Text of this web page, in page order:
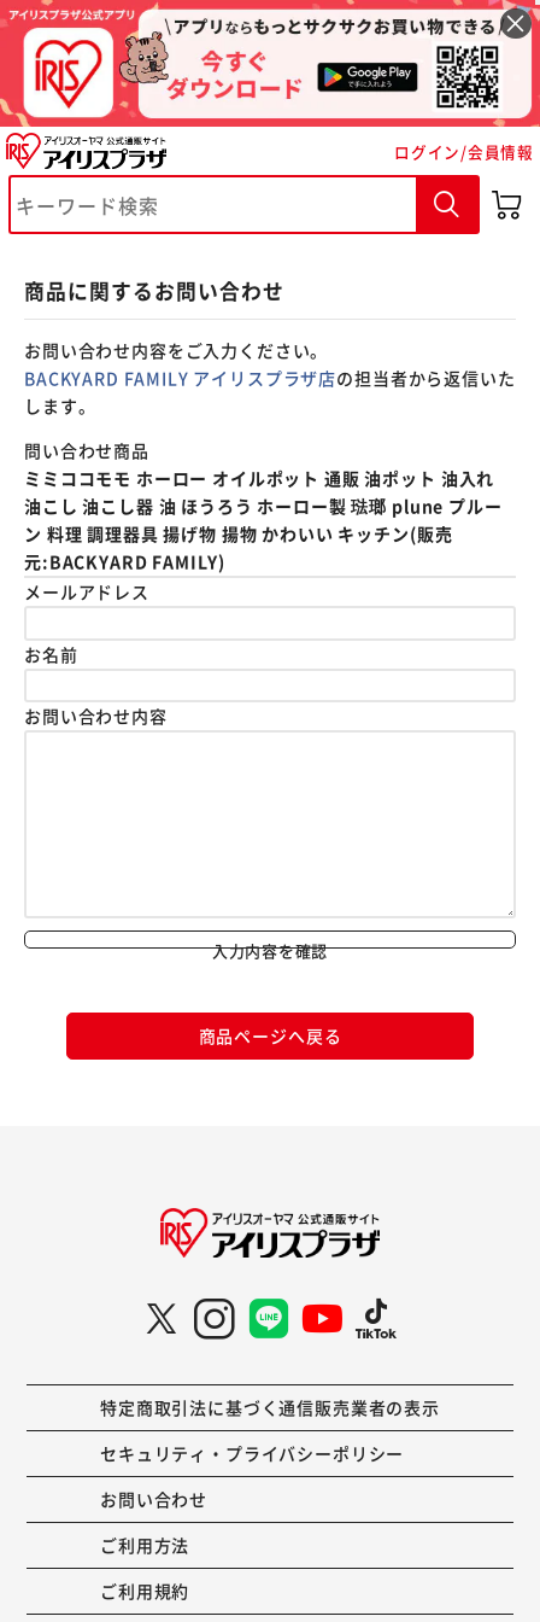
ログイン/会員情報
商品に関するお問い合わせ
お問い合わせ内容をご入力ください。
BACKYARD FAMILY アイリスプラザ店の担当者から返信いた
します。
問い合わせ商品
ミミココモモ ホーロー オイルポット 通販 油ポット 油入れ
油こし 油こし器 油 ほうろう ホーロー製 琺瑯 plune プルー
ン 料理 調理器具 揚げ物 揚物 かわいい キッチン(販売
元:BACKYARD FAMILY)
メールアドレス
お名前
お問い合わせ内容
入力内容を確認
商品ページへ戻る
特定商取引法に基づく通信販売業者の表示
セキュリティ・プライバシーポリシー
お問い合わせ
ご利用方法
ご利用規約
※ご確認ください
カートに入れる